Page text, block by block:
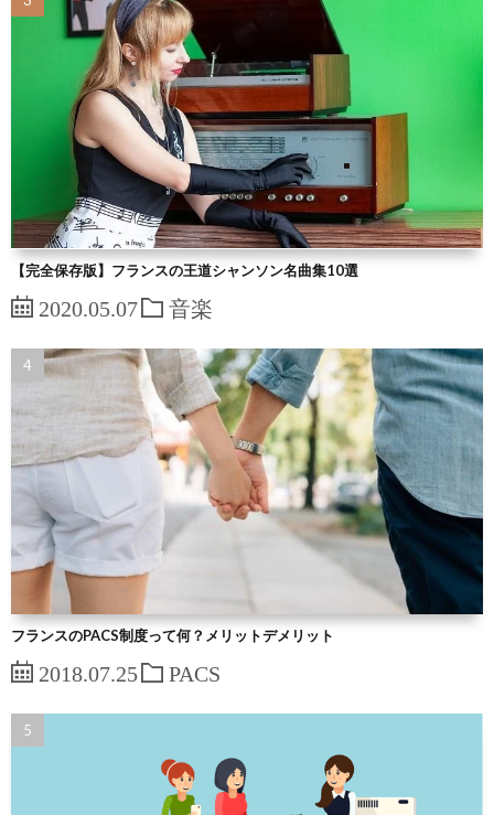
【完全保存版】フランスの王道シャンソン名曲集10選
2020.05.07 音楽
フランスのPACS制度って何？メリットデメリット
2018.07.25 PACS